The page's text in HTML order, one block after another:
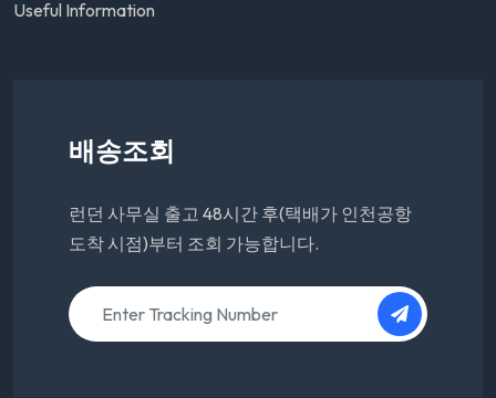
Useful Information
배송조회
런던 사무실 출고 48시간 후(택배가 인천공항
도착 시점)부터 조회 가능합니다.